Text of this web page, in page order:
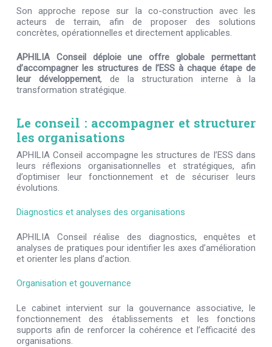
Son approche repose sur la co-construction avec les
acteurs de terrain, afin de proposer des solutions
concrètes, opérationnelles et directement applicables.
APHILIA Conseil déploie une offre globale permettant
d’accompagner les structures de l’ESS à chaque étape de
leur développement, de la structuration interne à la
transformation stratégique.
Le conseil : accompagner et structurer
les organisations
APHILIAConseil accompagne les structures de l’ESS dans
leurs réflexions organisationnelles et stratégiques, afin
d’optimiser leur fonctionnement et de sécuriser leurs
évolutions.
Diagnostics et analyses des organisations
APHILIA Conseil réalise des diagnostics, enquêtes et
analyses de pratiques pour identifier les axes d’amélioration
et orienter les plans d’action.
Organisation et gouvernance
Le cabinet intervient sur la gouvernance associative, le
fonctionnement des établissements et les fonctions
supports afin de renforcer la cohérence et l’efficacité des
organisations.